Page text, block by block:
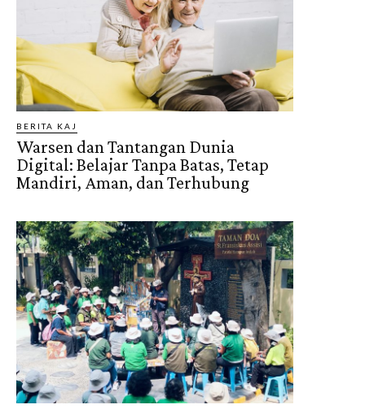
BERITA KAJ
Warsen dan Tantangan Dunia
Digital: Belajar Tanpa Batas, Tetap
Mandiri, Aman, dan Terhubung